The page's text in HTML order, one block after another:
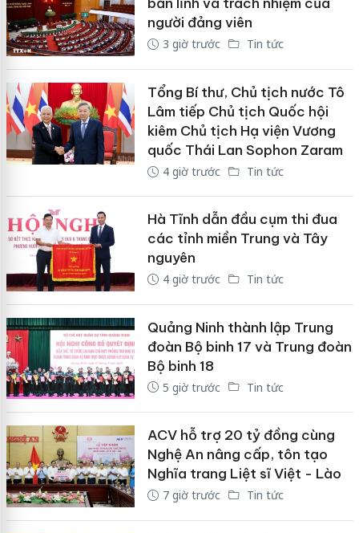
người đảng viên
3 giờ trước Tin tức
Tổng Bí thư, Chủ tịch nước Tô
Lâm tiếp Chủ tịch Quốc hội
kiêm Chủ tịch Hạ viện Vương
quốc Thái Lan Sophon Zaram
4 giờ trước Tin tức
Hà Tĩnh dẫn đầu cụm thi đua
các tỉnh miền Trung và Tây
nguyên
4 giờ trước Tin tức
Quảng Ninh thành lập Trung
đoàn Bộ binh 17 và Trung đoàn
Bộ binh 18
5 giờ trước Tin tức
ACV hỗ trợ 20 tỷ đồng cùng
Nghệ An nâng cấp, tôn tạo
Nghĩa trang Liệt sĩ Việt - Lào
7 giờ trước Tin tức